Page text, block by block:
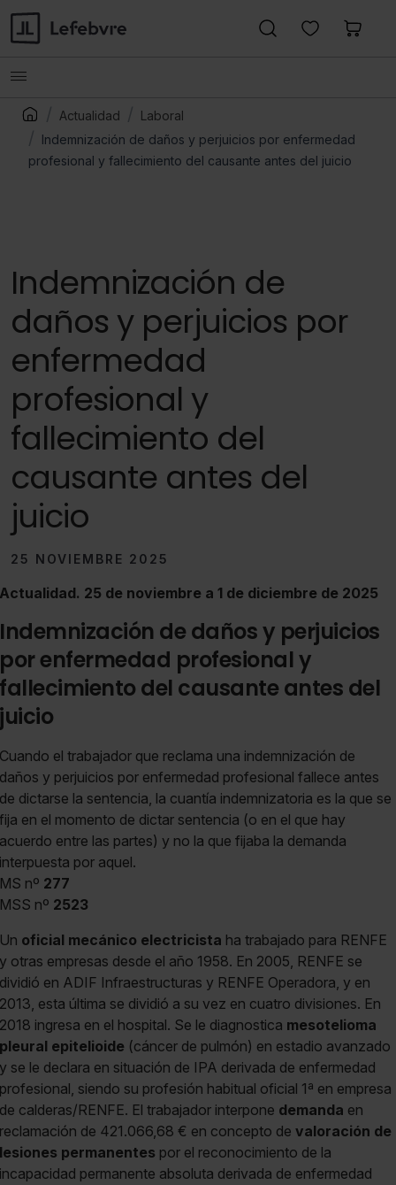
Actualidad
Laboral
Indemnización de daños y perjuicios por enfermedad
profesional y fallecimiento del causante antes del juicio
Indemnización de
daños y perjuicios por
enfermedad
profesional y
fallecimiento del
causante antes del
juicio
25 NOVIEMBRE 2025
Actualidad. 25 de noviembre a 1 de diciembre de 2025
Indemnización de daños y perjuicios
por enfermedad profesional y
fallecimiento del causante antes del
juicio
Cuando el trabajador que reclama una indemnización de
daños y perjuicios por enfermedad profesional fallece antes
de dictarse la sentencia, la cuantía indemnizatoria es la que se
fija en el momento de dictar sentencia (o en el que hay
acuerdo entre las partes) y no la que fijaba la demanda
interpuesta por aquel.
MS nº 277
MSS nº 2523
Un oficial mecánico electricista ha trabajado para RENFE
y otras empresas desde el año 1958. En 2005, RENFE se
dividió en ADIF Infraestructuras y RENFE Operadora, y en
2013, esta última se dividió a su vez en cuatro divisiones. En
2018 ingresa en el hospital. Se le diagnostica mesotelioma
pleural epitelioide (cáncer de pulmón) en estadio avanzado
y se le declara en situación de IPA derivada de enfermedad
profesional, siendo su profesión habitual oficial 1ª en empresa
de calderas/RENFE. El trabajador interpone demanda en
reclamación de 421.066,68 € en concepto de valoración de
lesiones permanentes por el reconocimiento de la
incapacidad permanente absoluta derivada de enfermedad